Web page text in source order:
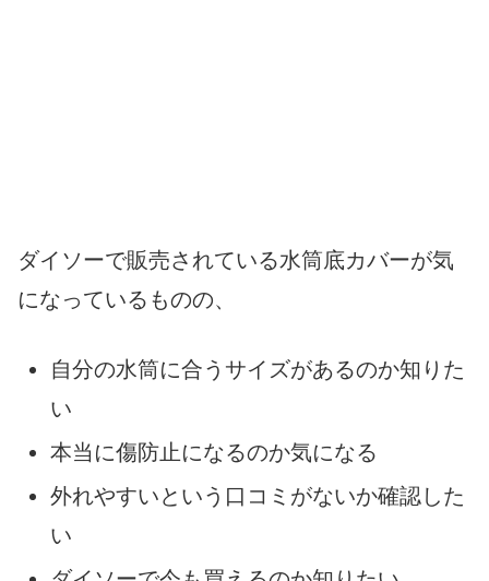
ダイソーで販売されている水筒底カバーが気
になっているものの、
自分の水筒に合うサイズがあるのか知りた
い
本当に傷防止になるのか気になる
外れやすいという口コミがないか確認した
い